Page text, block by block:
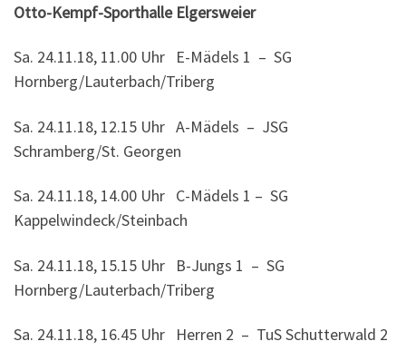
Otto-Kempf-Sporthalle Elgersweier
Sa. 24.11.18, 11.00 Uhr E-Mädels 1 – SG
Hornberg/Lauterbach/Triberg
Sa. 24.11.18, 12.15 Uhr A-Mädels – JSG
Schramberg/St. Georgen
Sa. 24.11.18, 14.00 Uhr C-Mädels 1 – SG
Kappelwindeck/Steinbach
Sa. 24.11.18, 15.15 Uhr B-Jungs 1 – SG
Hornberg/Lauterbach/Triberg
Sa. 24.11.18, 16.45 Uhr Herren 2 – TuS Schutterwald 2